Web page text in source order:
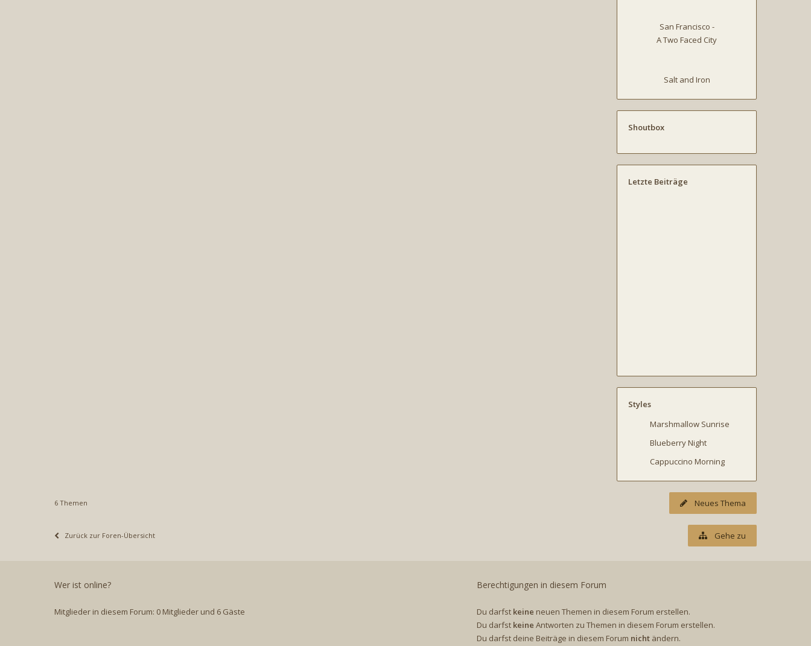
San Francisco -
A Two Faced City
Salt and Iron
Shoutbox
Letzte Beiträge
Styles
Marshmallow Sunrise
Blueberry Night
Cappuccino Morning
Neues Thema
6 Themen
Zurück zur Foren-Übersicht Gehe zu
Berechtigungen in diesem Forum
Du darfst keine neuen Themen in diesem Forum erstellen.
Du darfst keine Antworten zu Themen in diesem Forum erstellen.
Du darfst deine Beiträge in diesem Forum nicht ändern.
Wer ist online?
Mitglieder in diesem Forum: 0 Mitglieder und 6 Gäste